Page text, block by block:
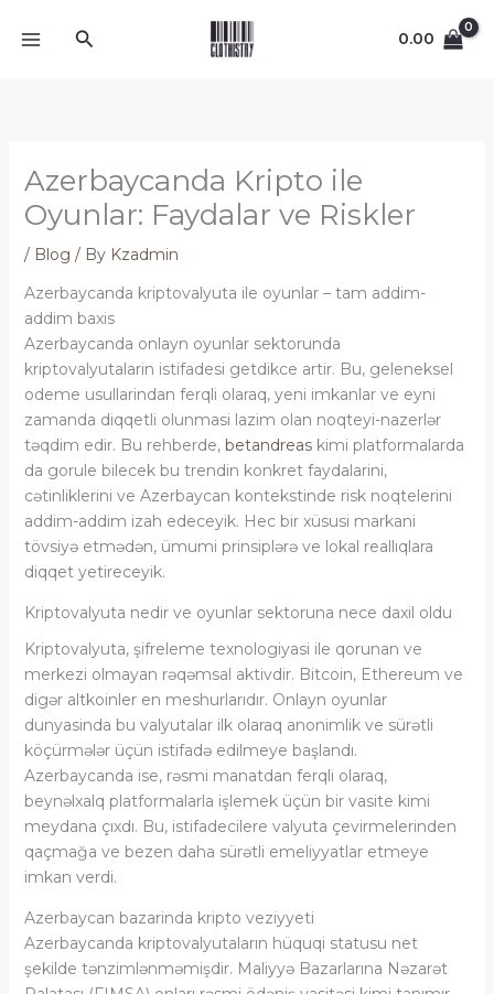
Search 0.00
Azerbaycanda Kripto ile
Oyunlar: Faydalar ve Riskler
/ Blog / By Kzadmin
Azerbaycanda kriptovalyuta ile oyunlar – tam addim-
addim baxis
Azerbaycanda onlayn oyunlar sektorunda
kriptovalyutalarin istifadesi getdikce artir. Bu, geleneksel
odeme usullarindan ferqli olaraq, yeni imkanlar ve eyni
zamanda diqqetli olunmasi lazim olan noqteyi-nazerlər
təqdim edir. Bu rehberde, betandreaskimi platformalarda
da gorule bilecek bu trendin konkret faydalarini,
cətinliklerini ve Azerbaycan kontekstinde risk noqtelerini
addim-addim izah edeceyik. Hec bir xüsusi markani
tövsiyə etmədən, ümumi prinsiplərə ve lokal reallıqlara
diqqet yetireceyik.
Kriptovalyuta nedir ve oyunlar sektoruna nece daxil oldu
Kriptovalyuta, şifreleme texnologiyasi ile qorunan ve
merkezi olmayan rəqəmsal aktivdir. Bitcoin, Ethereum ve
digər altkoinler en meshurlarıdır. Onlayn oyunlar
dunyasinda bu valyutalar ilk olaraq anonimlik ve sürətli
köçürmələr üçün istifadə edilmeye başlandı.
Azerbaycanda ise, rəsmi manatdan ferqli olaraq,
beynəlxalq platformalarla işlemek üçün bir vasite kimi
meydana çıxdı. Bu, istifadecilere valyuta çevirmelerinden
qaçmağa ve bezen daha sürətli emeliyyatlar etmeye
imkan verdi.
Azerbaycan bazarinda kripto veziyyeti
Azerbaycanda kriptovalyutaların hüquqi statusu net
şekilde tənzimlənməmişdir. Maliyyə Bazarlarına Nəzarət